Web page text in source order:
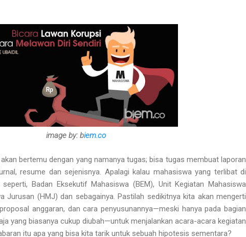
image by: biem.co
bertemu dengan yang namanya tugas; bisa tugas membuat laporan
resume dan sejenisnya. Apalagi kalau mahasiswa yang terlibat di
Badan Eksekutif Mahasiswa (BEM), Unit Kegiatan Mahasiswa
Jurusan (HMJ) dan sebagainya. Pastilah sedikitnya kita akan mengerti
anggaran, dan cara penyusunannya—meski hanya pada bagian
yang biasanya cukup diubah—untuk menjalankan acara-acara kegiatan
itu apa yang bisa kita tarik untuk sebuah hipotesis sementara?